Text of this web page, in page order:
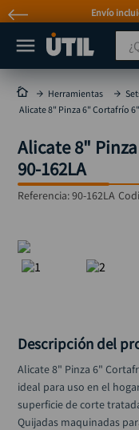
Envío
Herramientas
Alicate 8" Pinza 6" Cortafrío 6"
Alicate 8"
90-162LA
Referencia:90-162LA
Descripción del
Alicate 8" Pinza 6"
ideal para uso en el
superficie de corte
Quijadas maquinadas
MÁS
taladro
taladros pulidoras
compresor
sierra circular
broca
taladro
alicate